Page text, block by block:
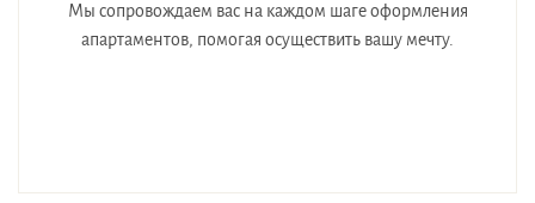
Мы сопровождаем вас на каждом шаге оформления
апартаментов, помогая осуществить вашу мечту.